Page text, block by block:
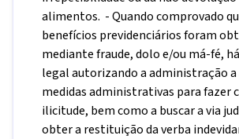
alimentos. - Quando comprovado
benefícios previdenciários foram
mediante fraude, dolo e/ou má-fé,
legal autorizando a administração
medidas administrativas para fazer
ilicitude, bem como a buscar a via
obter a restituição da verba